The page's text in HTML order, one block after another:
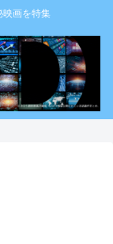
映画を特集